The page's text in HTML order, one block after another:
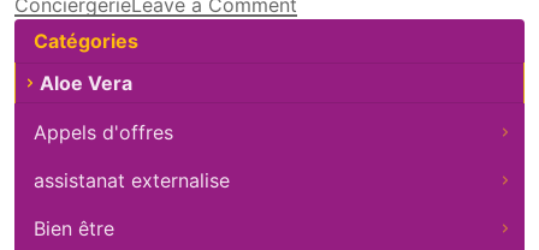
ConciergerieLeave a Comment
Catégories
Aloe Vera
Appels d'offres
assistanat externalise
Bien être